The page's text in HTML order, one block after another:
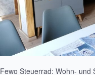
Fewo Steuerrad: Wohn- und